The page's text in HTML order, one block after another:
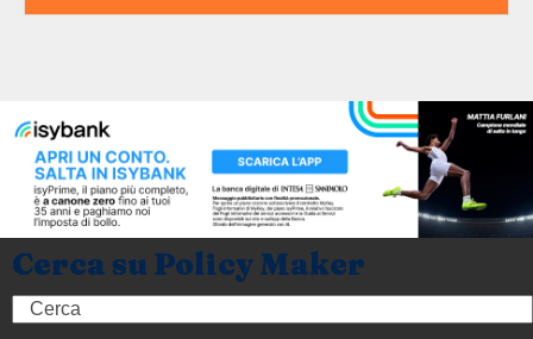
Cerca su Policy Maker
Search